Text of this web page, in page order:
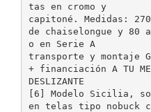
tas en cromo y
capitoné. Medidas:
de chaiselongue y 80
o en Serie A
transporte y montaje
+ financiación A TU
DESLIZANTE
[6] Modelo Sicilia,
en telas tipo nobuck